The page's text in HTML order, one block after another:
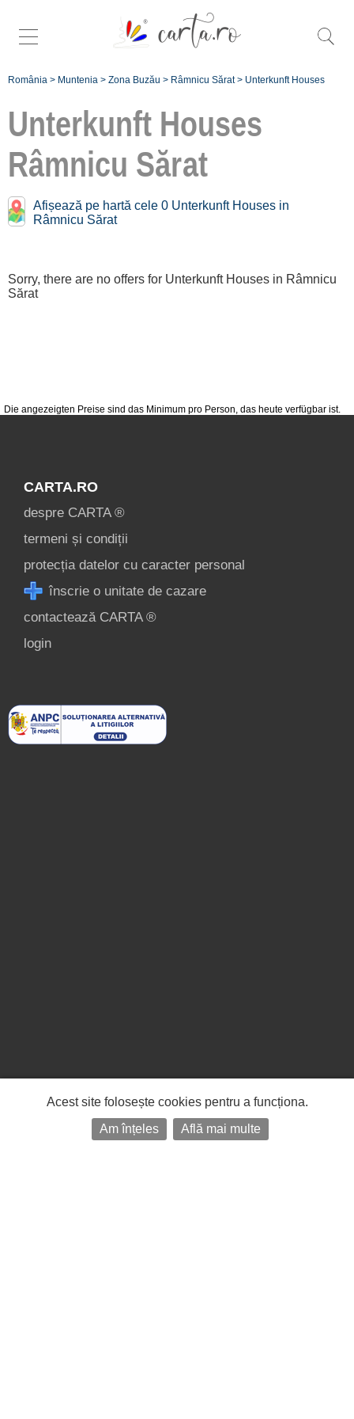
România > Muntenia > Zona Buzău > Râmnicu Sărat> Unterkunft Houses
Unterkunft Houses
Râmnicu Sărat
Afișează pe hartă cele 0 Unterkunft Houses in
Râmnicu Sărat
Die angezeigten Preise sind das Minimum pro Person, das heute verfügbar ist.
Sorry, there are no offers for Unterkunft Houses in Râmnicu
Sărat
o unitate de
despre C A
login
CARTA.RO
despre CARTA ®
termeni și condiții
protecția datelor cu caracter personal
înscrie o unitate de cazare
contactează CARTA ®
login
Acest site folosește cookies pentru a funcționa.
Am înțeles
Află mai multe